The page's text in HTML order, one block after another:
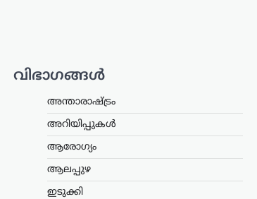
വിഭാഗങ്ങൾ
അന്താരാഷ്ട്രം
അറിയിപ്പുകൾ
ആരോഗ്യം
ആലപ്പുഴ
ഇടുക്കി